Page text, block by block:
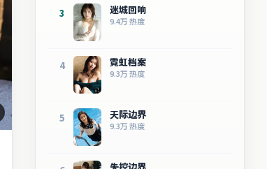
3 迷城回响
9.4万热度
4 霓虹档案
9.3万热度
5 天际边界
9.3万热度